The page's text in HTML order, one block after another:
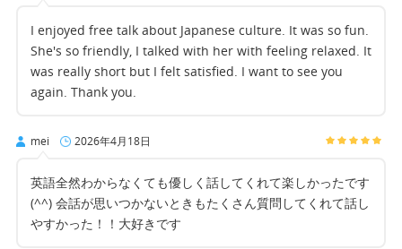
I enjoyed free talk about Japanese culture. It was so fun.
She's so friendly, I talked with her with feeling relaxed. It
was really short but I felt satisfied. I want to see you
again. Thank you.
mei 2026年4月18日
英語全然わからなくても優しく話してくれて楽しかったです
(^^) 会話が思いつかないときもたくさん質問してくれて話し
やすかった！！大好きです